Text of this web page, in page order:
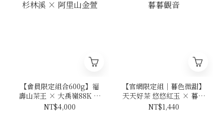
【會員限定組合600g】福
壽山茶王 × 大禹嶺88K ×
杉林溪 × 阿里山金萱
NT$4,000
【官網限定組｜暮色微甜】
天天好茶 悠悠紅玉 × 暮暮
觀音
NT$1,440